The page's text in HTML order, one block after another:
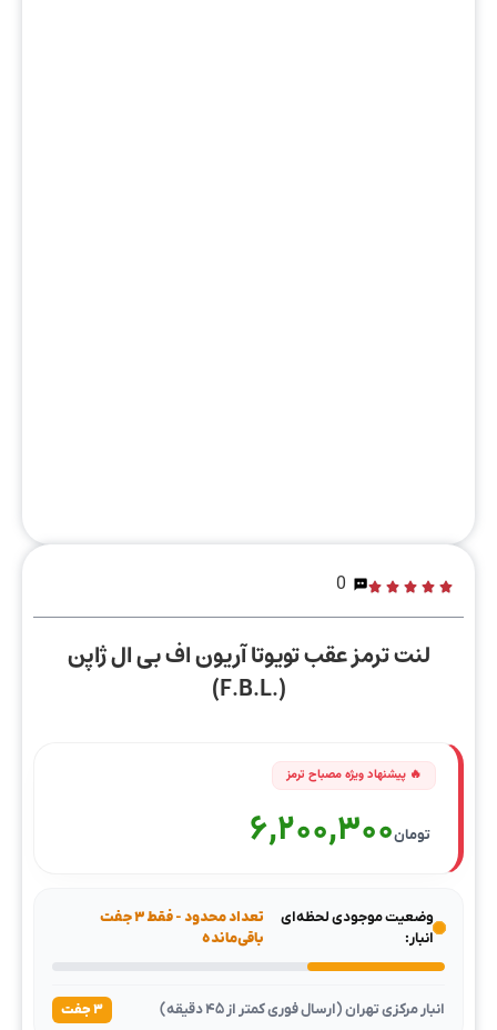
0
لنت ترمز عقب تویوتا آریون اف بی ال ژاپن
(.F.B.L)
تومان6,200,300
وضعیت موجودی لحظه‌ای
انبار:
تعداد محدود - فقط ۳ جفت
باقی‌مانده
انبار مرکزی تهران (ارسال فوری کمتر از ۴۵ دقیقه) ۳ جفت